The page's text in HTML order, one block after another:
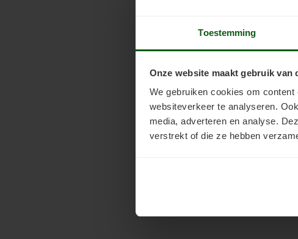
Toestemming
Onze website maakt gebruik van
We gebruiken cookies om
websiteverkeer te analyseren.
media, adverteren en analyse.
verstrekt of die ze hebben